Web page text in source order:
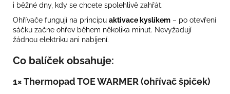
i běžné dny, kdy se chcete spolehlivě zahřát.
Ohřívače fungují na principu aktivace kyslíkem – po otevření
sáčku začne ohřev během několika minut. Nevyžadují
žádnou elektriku ani nabíjení.
Co balíček obsahuje:
1× Thermopad TOE WARMER (ohřívač špiček)